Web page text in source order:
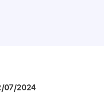
07/2024